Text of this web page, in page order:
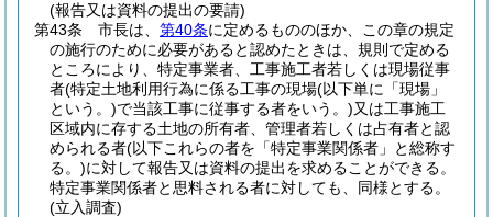
(報告又は資料の提出の要請)
第43条
市長は、 第40条に定めるもののほか、この章の規定
の施行のために必要があると認めたときは、規則で定める
ところにより、特定事業者、工事施工者若しくは現場従事
者(特定土地利用行為に係る工事の現場(以下単に「現場」
という。)で当該工事に従事する者をいう。)又は工事施工
区域内に存する土地の所有者、管理者若しくは占有者と認
められる者(以下これらの者を「特定事業関係者」と総称す
る。)に対して報告又は資料の提出を求めることができる。
特定事業関係者と思料される者に対しても、同様とする。
(立入調査)